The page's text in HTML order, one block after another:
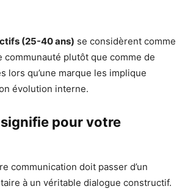
(25-40 ans) se considèrent comme
communauté plutôt que comme de
lors qu’une marque les implique
évolution interne.
pour votre
communication doit passer d’un
à un véritable dialogue constructif.